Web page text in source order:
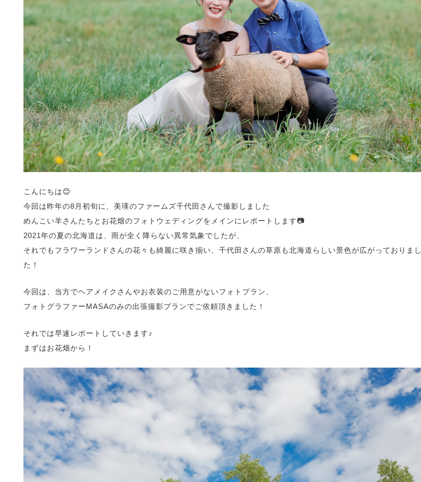
こんにちは😊
今回は昨年の8月初旬に、美瑛のファームズ千代田さんで撮影しました
めんこい羊さんたちとお花畑のフォトウェディングをメインにレポートします📷
2021年の夏の北海道は、雨が全く降らない異常気象でしたが、
それでもフラワーランドさんの花々も綺麗に咲き揃い、千代田さんの草原も北海道らしい景色が広がっておりまし
た！
今回は、当方でヘアメイクさんやお衣装のご用意がないフォトプラン、
フォトグラファーMASAのみの出張撮影プランでご依頼頂きました！
それでは早速レポートしていきます♪
まずはお花畑から！